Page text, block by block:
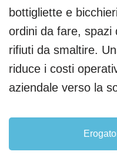
bottigliette e
ordini da fare, spazi
rifiuti da smaltire.
riduce i costi
aziendale verso la